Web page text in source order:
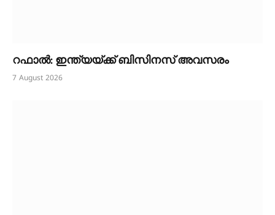
റഫാൽ: ഇന്ത്യയ്ക്ക് ബിസിനസ് അവസരം
7 August 2026